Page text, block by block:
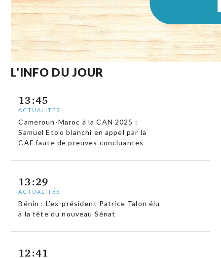
L'INFO DU JOUR
13:45
ACTUALITÉS
Cameroun-Maroc à la CAN 2025 :
Samuel Eto’o blanchi en appel par la
CAF faute de preuves concluantes
13:29
ACTUALITÉS
Bénin : L’ex-président Patrice Talon élu
à la tête du nouveau Sénat
12:41